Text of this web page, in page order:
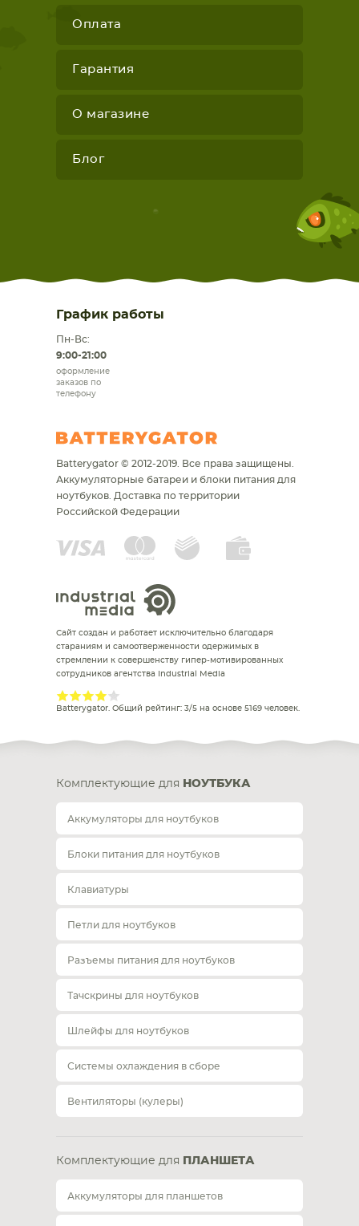
Оплата
Гарантия
О магазине
Блог
График работы
Пн-Вс:
9:00-21:00
оформление
заказов по
телефону
Batterygator © 2012-2019. Все права защищены.
Аккумуляторные батареи и блоки питания для
ноутбуков. Доставка по территории
Российской Федерации
Сайт создан и работает исключительно благодаря
стараниям и самоотверженности одержимых в
стремлении к совершенству гипер-мотивированных
сотрудников агентства Industrial Media
Batterygator. Общий рейтинг: 3/5 на основе 5169 человек.
Комплектующие для НОУТБУКА
Аккумуляторы для ноутбуков
Блоки питания для ноутбуков
Клавиатуры
Петли для ноутбуков
Разъемы питания для ноутбуков
Тачскрины для ноутбуков
Шлейфы для ноутбуков
Системы охлаждения в сборе
Вентиляторы (кулеры)
Комплектующие для ПЛАНШЕТА
Аккумуляторы для планшетов